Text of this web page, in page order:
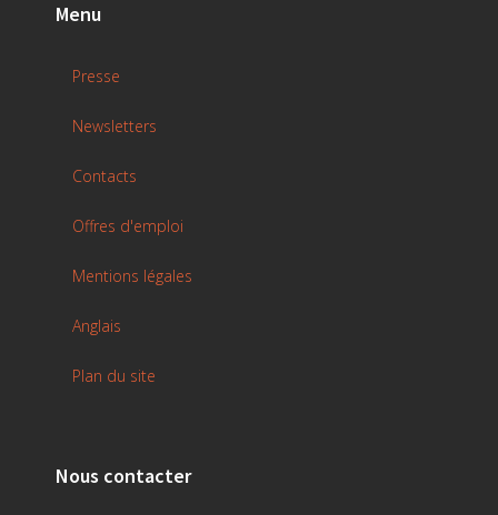
Menu
Presse
Newsletters
Contacts
Offres d'emploi
Mentions légales
Anglais
Plan du site
Nous contacter